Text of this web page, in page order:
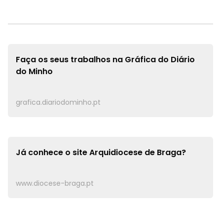
Faça os seus trabalhos na Gráfica do Diário
do Minho
grafica.diariodominho.pt
Já conhece o siteArquidiocese de Braga?
www.diocese-braga.pt